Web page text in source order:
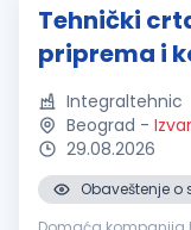
Tehnički
priprema i
Integraltehnic
Beograd -
29.08.2026
Obaveštenje